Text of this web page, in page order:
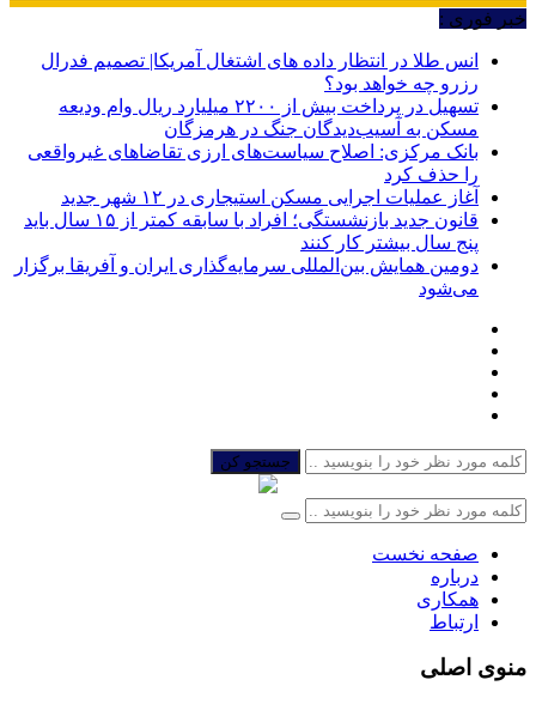
خبر فوری :
انس طلا در انتظار داده های اشتغال آمریکا| تصمیم فدرال
رزرو چه خواهد بود؟
تسهیل در پرداخت بیش از ۲۲۰۰ میلیارد ریال وام ودیعه
مسکن به آسیب‌دیدگان جنگ در هرمزگان
بانک مرکزی: اصلاح سیاست‌های ارزی تقاضاهای غیرواقعی
را حذف کرد
آغاز عملیات اجرایی مسکن استیجاری در ۱۲ شهر جدید
قانون جدید بازنشستگی؛ افراد با سابقه کمتر از ۱۵ سال باید
پنج سال بیشتر کار کنند
دومین همایش بین‌المللی سرمایه‌گذاری ایران و آفریقا برگزار
می‌شود
جستجو کن
صفحه نخست
درباره
همکاری
ارتباط
منوی اصلی